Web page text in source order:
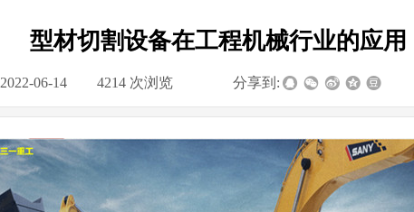
型材切割设备在工程机械行业的应用
2022-06-14 4214 次浏览 分享到: